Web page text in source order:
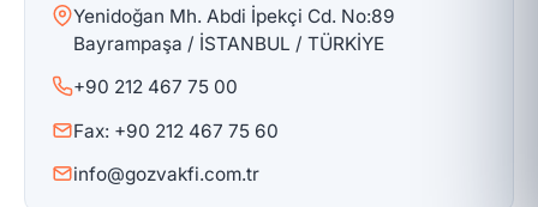
Yenidoğan Mh. Abdi İpekçi Cd. No:89
Bayrampaşa / İSTANBUL / TÜRKİYE
+90 212 467 75 00
Fax: +90 212 467 75 60
info@gozvakfi.com.tr